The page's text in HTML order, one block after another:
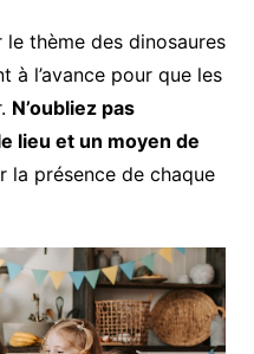
thème des dinosaures
à l’avance pour que les
N’oubliez pas
lieu et un moyen de
la présence de chaque